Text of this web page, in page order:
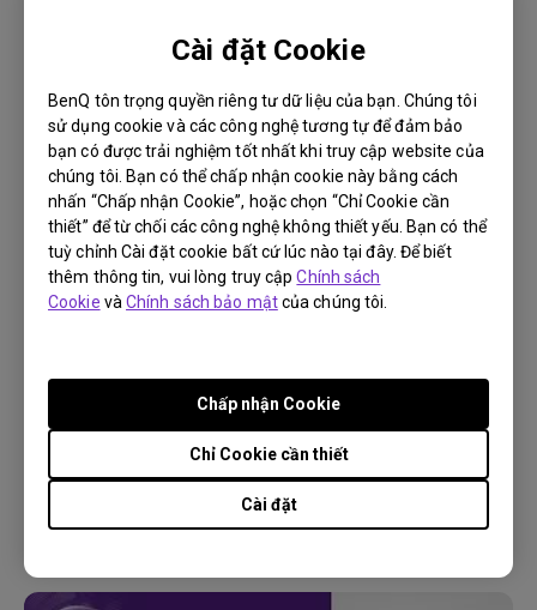
Cài đặt Cookie
BenQ tôn trọng quyền riêng tư dữ liệu của bạn. Chúng tôi
sử dụng cookie và các công nghệ tương tự để đảm bảo
bạn có được trải nghiệm tốt nhất khi truy cập website của
chúng tôi. Bạn có thể chấp nhận cookie này bằng cách
nhấn “Chấp nhận Cookie”, hoặc chọn “Chỉ Cookie cần
thiết” để từ chối các công nghệ không thiết yếu. Bạn có thể
tuỳ chỉnh Cài đặt cookie bất cứ lúc nào tại đây. Để biết
thêm thông tin, vui lòng truy cậpChính sách
Cookie vàChính sách bảo mậtcủa chúng tôi.
Cài đặt
Chỉ Cookie cần thiết
Chấp nhận Cookie
dongle bằng giọng nói không?
7/3/2022
Tôi có thể kết nối Chromecast, Amazon Fire Stick,
Roku hoặc Apple TV với cổng HDMI cho Android TV